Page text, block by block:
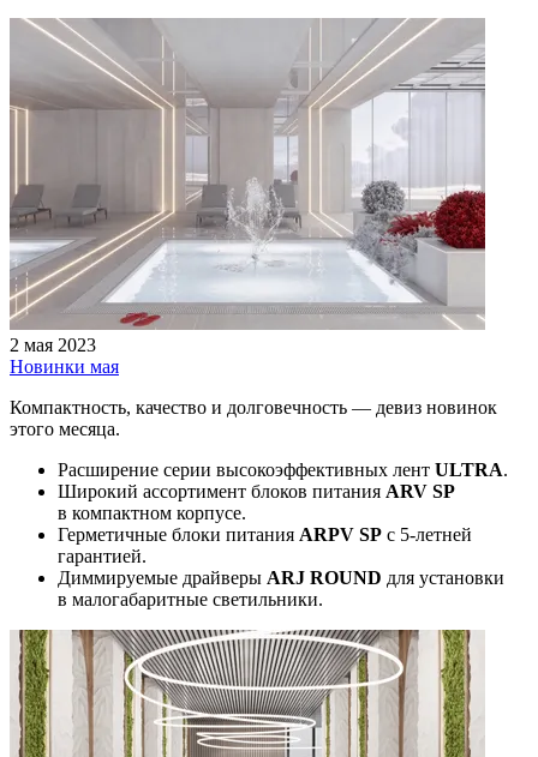
2 мая 2023
Новинки мая
Компактность, качество и долговечность — девиз новинок
этого месяца.
Расширение серии высокоэффективных лент ULTRA.
Широкий ассортимент блоков питания ARV SP
в компактном корпусе.
Герметичные блоки питания ARPV SP с 5-летней
гарантией.
Диммируемые драйверы ARJ ROUND для установки
в малогабаритные светильники.